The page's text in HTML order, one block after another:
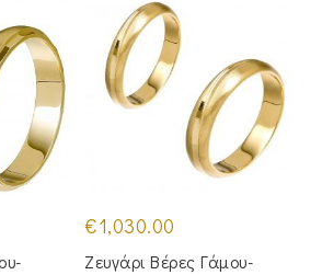
€1,030.00
Ζευγάρι Βέρες Γάμου-